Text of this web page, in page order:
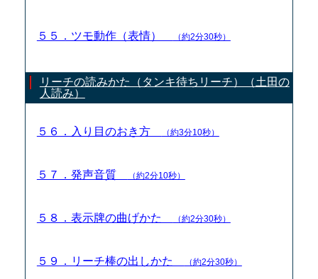
５５．ツモ動作（表情） （約2分30秒）
リーチの読みかた（タンキ待ちリーチ）（土田の
人読み）
５６．入り目のおき方 （約3分10秒）
５７．発声音質 （約2分10秒）
５８．表示牌の曲げかた （約2分30秒）
５９．リーチ棒の出しかた （約2分30秒）